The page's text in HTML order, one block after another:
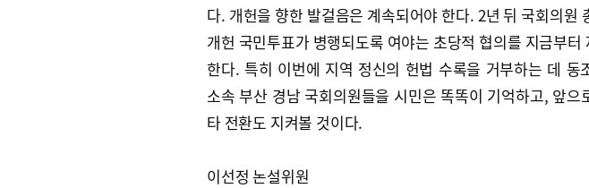
다. 개헌을 향한 발걸음은 계속되어야 한다. 2년 뒤 국회의원
개헌 국민투표가 병행되도록 여야는 초당적 협의를 지금부터
한다. 특히 이번에 지역 정신의 헌법 수록을 거부하는 데 동
소속 부산 경남 국회의원들을 시민은 똑똑이 기억하고, 앞으
타 전환도 지켜볼 것이다.
이선정 논설위원